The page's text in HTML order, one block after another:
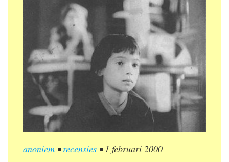
anoniem •recensies • 1 februari 2000